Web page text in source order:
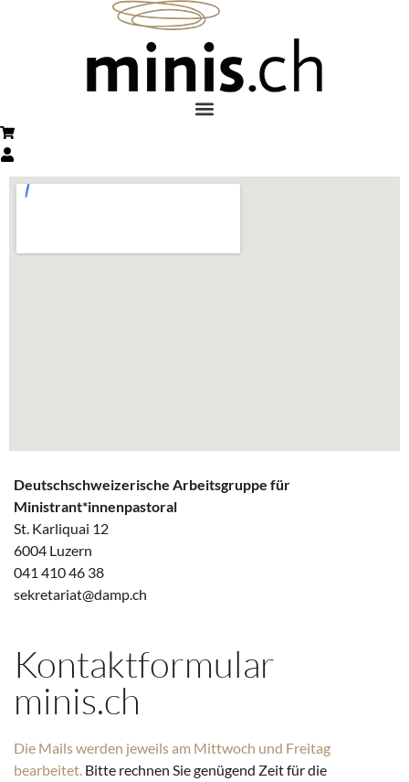
Deutschschweizerische Arbeitsgruppe für
Ministrant*innenpastoral
St. Karliquai 12
6004 Luzern
041 410 46 38
hc.pmad
@tairaterkes
Kontaktformular
minis.ch
Die Mails werden jeweils am Mittwoch und Freitag
bearbeitet. Bitte rechnen Sie genügend Zeit für die